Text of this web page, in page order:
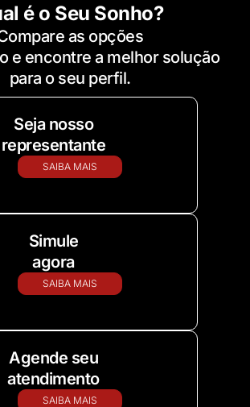
é o Seu Sonho?
as opções
e encontre a melhor solução
para o seu perfil.
Seja nosso
representante
SAIBA MAIS
Simule
agora
SAIBA MAIS
Agende seu
atendimento
SAIBA MAIS